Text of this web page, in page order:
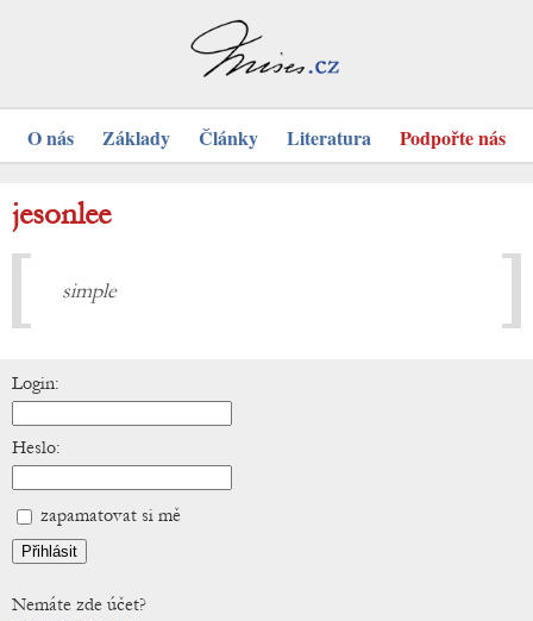
O nás Základy Články Literatura Podpořte nás
jesonlee
simple
Login:
Heslo:
zapamatovat si mě
Nemáte zde účet?